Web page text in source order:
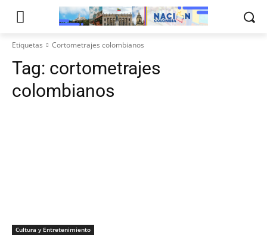
Etiquetas Cortometrajes colombianos
Tag: cortometrajes
colombianos
Cultura y Entretenimiento